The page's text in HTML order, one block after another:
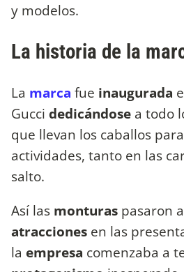
y modelos.
La historia de la
La marca fue inaugurada
Gucci dedicándose a todo
que llevan los caballos
actividades, tanto en las
salto.
Así las monturas pasaron
atracciones en las
la empresa comenzaba a